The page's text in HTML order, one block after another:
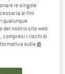
Si apre in
le singole
ai fini
qualunque
del nostro sito web
compresi i rischi di
sulladi